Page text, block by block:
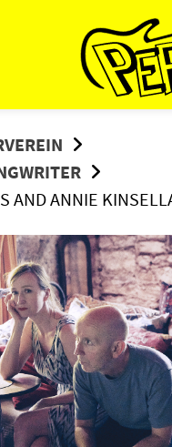
AND ANNIE